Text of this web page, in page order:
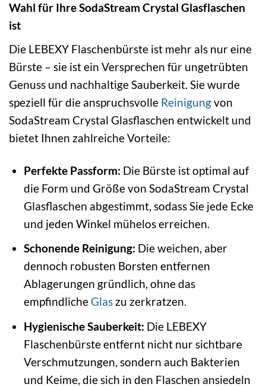
Wahl für Ihre SodaStream Crystal Glasflaschen
ist
Die LEBEXY Flaschenbürste ist mehr als nur eine
Bürste – sie ist ein Versprechen für ungetrübten
Genuss und nachhaltige Sauberkeit. Sie wurde
speziell für die anspruchsvolle Reinigungvon
SodaStream Crystal Glasflaschen entwickelt und
bietet Ihnen zahlreiche Vorteile:
Perfekte Passform: Die Bürste ist optimal auf
die Form und Größe von SodaStream Crystal
Glasflaschen abgestimmt, sodass Sie jede Ecke
und jeden Winkel mühelos erreichen.
Schonende Reinigung: Die weichen, aber
dennoch robusten Borsten entfernen
Ablagerungen gründlich, ohne das
empfindlicheGlaszu zerkratzen.
Hygienische Sauberkeit: Die LEBEXY
Flaschenbürste entfernt nicht nur sichtbare
Verschmutzungen, sondern auch Bakterien
und Keime, die sich in den Flaschen ansiedeln